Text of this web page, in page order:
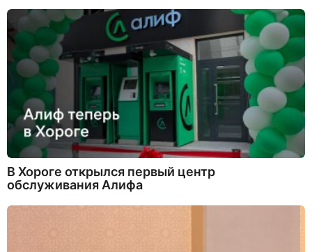
з
д
В Хороге открылся первый центр
обслуживания Алифа